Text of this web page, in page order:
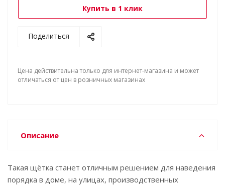
Купить в 1 клик
Поделиться
Цена действительна только для интернет-магазина и может
отличаться от цен в розничных магазинах
Описание
Такая щётка станет отличным решением для наведения
порядка в доме, на улицах, производственных